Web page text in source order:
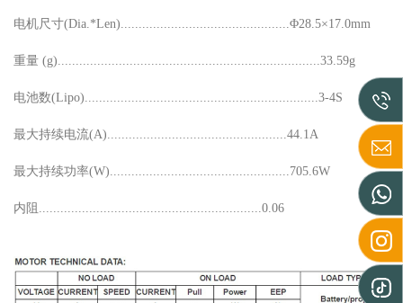
电机尺寸(Dia.*Len)...............................................Φ28.5×17.0mm
重量 (g).........................................................................33.59g
电池数(Lipo).................................................................3-4S
最大持续电流(A)..................................................44.1A
最大持续功率(W)..................................................705.6W
内阻..............................................................0.06